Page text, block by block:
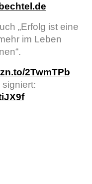
„Erfolg ist eine
im Leben
2TwmTPb